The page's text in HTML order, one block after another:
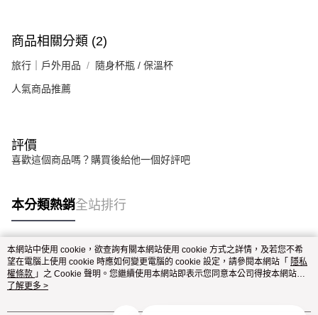
商品相關分類 (2)
旅行｜戶外用品 隨身杯瓶 / 保溫杯
人氣商品推薦
評價
喜歡這個商品嗎？購買後給他一個好評吧
本分類熱銷全站排行
熱門標籤
本網站中使用 cookie，欲查詢有關本網站使用 cookie 方式之詳情，及若您不希
望在電腦上使用 cookie 時應如何變更電腦的 cookie 設定，請參閱本網站「 隱私
權條款 」之 Cookie 聲明。您繼續使用本網站即表示您同意本公司得按本網站使
用條款之 Cookie 聲明使用 cookie。
了解更多 >